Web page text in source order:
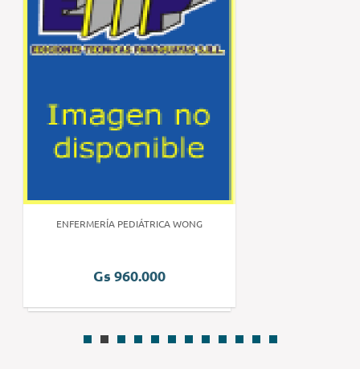
ENFERMERÍA PEDIÁTRICA WONG
Gs 960.000